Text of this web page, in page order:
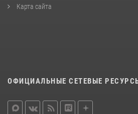
Карта сайта
ОФИЦИАЛЬНЫЕ СЕТЕВЫЕ